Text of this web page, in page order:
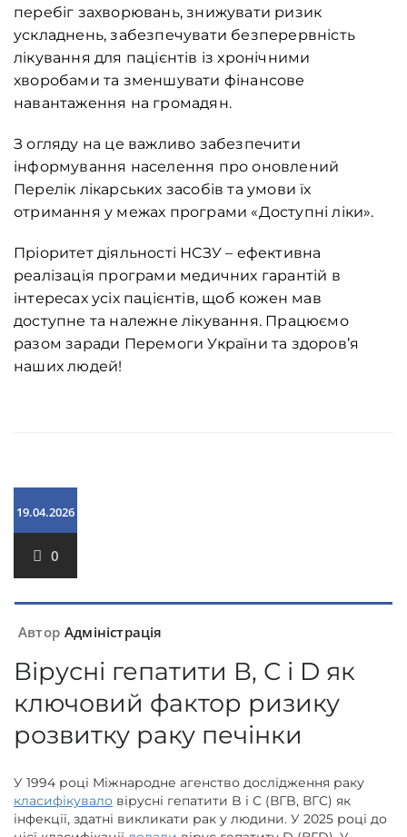
перебіг захворювань, знижувати ризик
ускладнень, забезпечувати безперервність
лікування для пацієнтів із хронічними
хворобами та зменшувати фінансове
навантаження на громадян.
З огляду на це важливо забезпечити
інформування населення про оновлений
Перелік лікарських засобів та умови їх
отримання у межах програми «Доступні ліки».
Пріоритет діяльності НСЗУ – ефективна
реалізація програми медичних гарантій в
інтересах усіх пацієнтів, щоб кожен мав
доступне та належне лікування. Працюємо
разом заради Перемоги України та здоров’я
наших людей!
19.04.2026
0
Автор Адміністрація
Вірусні гепатити В, С і D як
ключовий фактор ризику
розвитку раку печінки
У 1994 році Міжнародне агенство дослідження раку
класифікувало вірусні гепатити B і C (ВГB, ВГC) як
інфекції, здатні викликати рак у людини. У 2025 році до